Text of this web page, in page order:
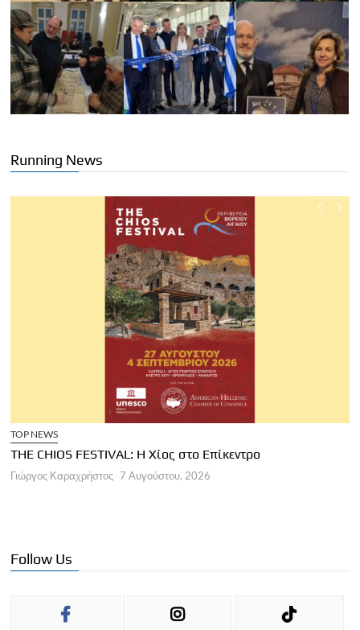
Running News
TOP NEWS
THE CHIOS FESTIVAL: Η Χίος στο Επίκεντρο
Γιώργος Καραχρήστος 7 Αυγούστου, 2026
Follow Us